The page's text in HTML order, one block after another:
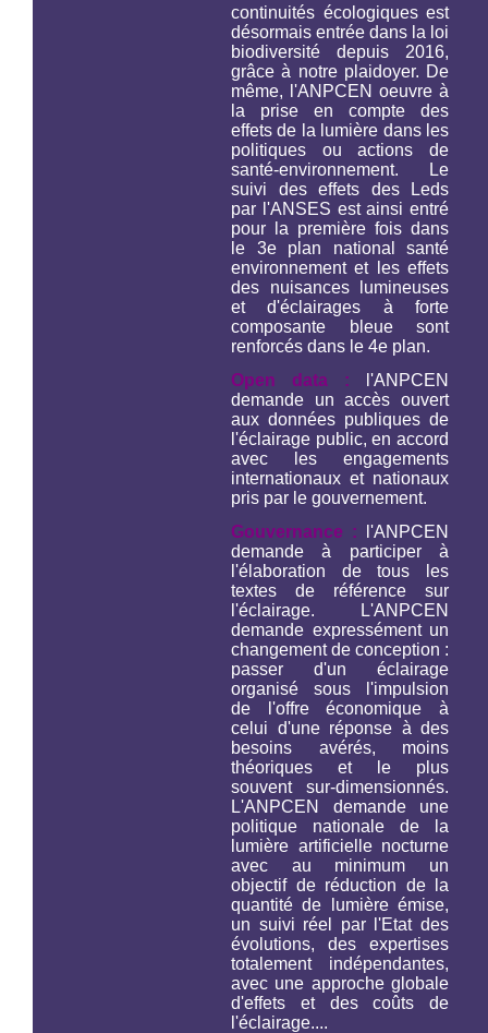
continuités écologiques est
désormais entrée dans la loi
biodiversité depuis 2016,
grâce à notre plaidoyer. De
même, l'ANPCEN oeuvre à
la prise en compte des
effets de la lumière dans les
politiques ou actions de
santé-environnement. Le
suivi des effets des Leds
par l'ANSES est ainsi entré
pour la première fois dans
le 3e plan national santé
environnement et les effets
des nuisances lumineuses
et d'éclairages à forte
composante bleue sont
renforcés dans le 4e plan.
Open data : l'ANPCEN
demande un accès ouvert
aux données publiques de
l'éclairage public, en accord
avec les engagements
internationaux et nationaux
pris par le gouvernement.
Gouvernance :
l'ANPCEN
demande à participer à
l'élaboration de tous les
textes de référence sur
l'éclairage. L'ANPCEN
demande expressément un
changement de conception :
passer d'un éclairage
organisé sous l'impulsion
de l'offre économique à
celui d'une réponse à des
besoins avérés, moins
théoriques et le plus
souvent sur-dimensionnés.
L'ANPCEN demande une
politique nationale de la
lumière artificielle nocturne
avec au minimum un
objectif de réduction de la
quantité de lumière émise,
un suivi réel par l'Etat des
évolutions, des expertises
totalement indépendantes,
avec une approche globale
d'effets et des coûts de
l'éclairage....